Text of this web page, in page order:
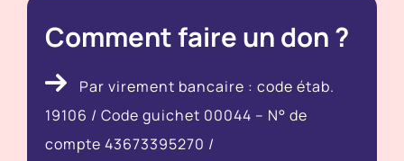
Comment faire un don ?
Par virement bancaire : code étab.
19106 / Code guichet 00044 – N° de
compte 43673395270 /